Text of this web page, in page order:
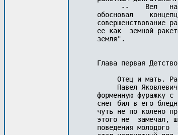
--    Вел
обосновал
совершенствование
ее как  земной
земля".
Глава первая Детство
Отец и мать.
Павел
форменную фуражку
снег бил в его
чуть не по колено
этого не  замечал,
поведения молодого